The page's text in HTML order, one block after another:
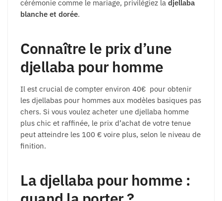
cérémonie comme le mariage, privilégiez la djellaba
blanche et dorée.
Connaître le prix d’une
djellaba pour homme
Il est crucial de compter environ 40€ pour obtenir
les djellabas pour hommes aux modèles basiques pas
chers. Si vous voulez acheter une djellaba homme
plus chic et raffinée, le prix d’achat de votre tenue
peut atteindre les 100 € voire plus, selon le niveau de
finition.
La djellaba pour homme :